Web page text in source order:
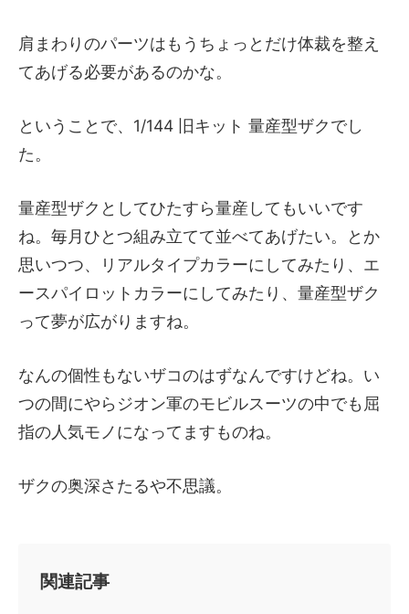
肩まわりのパーツはもうちょっとだけ体裁を整え
てあげる必要があるのかな。
ということで、1/144 旧キット 量産型ザクでし
た。
量産型ザクとしてひたすら量産してもいいです
ね。毎月ひとつ組み立てて並べてあげたい。とか
思いつつ、リアルタイプカラーにしてみたり、エ
ースパイロットカラーにしてみたり、量産型ザク
って夢が広がりますね。
なんの個性もないザコのはずなんですけどね。い
つの間にやらジオン軍のモビルスーツの中でも屈
指の人気モノになってますものね。
ザクの奥深さたるや不思議。
関連記事